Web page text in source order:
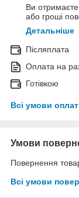
Ви
або гроші
Детальніше
Післяплата
Оплата на
Готівкою
Всі умови
Умови
Повернення
Всі умови